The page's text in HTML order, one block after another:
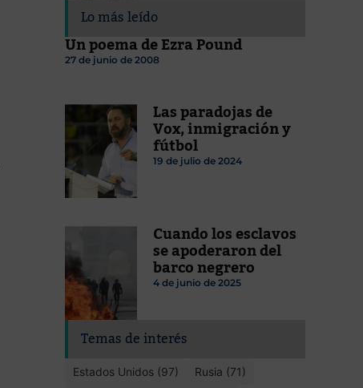
Lo más leído
Un poema de Ezra Pound
27 de junio de 2008
Las paradojas de
Vox, inmigración y
fútbol
19 de julio de 2024
Cuando los esclavos
se apoderaron del
barco negrero
4 de junio de 2025
Temas de interés
Estados Unidos (97)
Rusia (71)